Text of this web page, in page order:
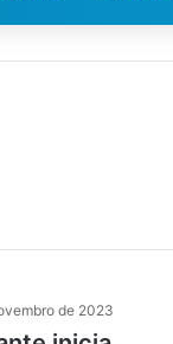
de 2023